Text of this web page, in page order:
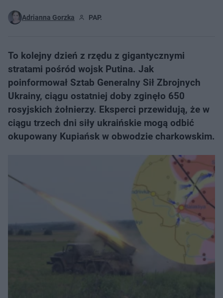
Adrianna Gorzka PAP.
To kolejny dzień z rzędu z gigantycznymi
stratami pośród wojsk Putina. Jak
poinformował Sztab Generalny Sił Zbrojnych
Ukrainy, ciągu ostatniej doby zginęło 650
rosyjskich żołnierzy. Eksperci przewidują, że w
ciągu trzech dni siły ukraińskie mogą odbić
okupowany Kupiańsk w obwodzie charkowskim.